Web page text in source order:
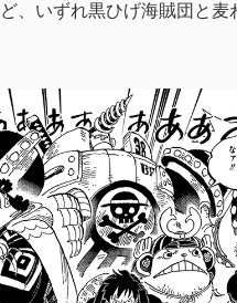
、いずれ黒ひげ海賊団と